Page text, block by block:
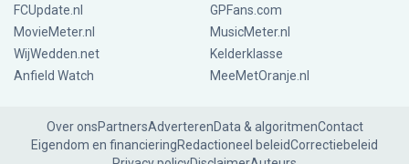
FCUpdate.nl
GPFans.com
MovieMeter.nl
MusicMeter.nl
WijWedden.net
Kelderklasse
Anfield Watch
MeeMetOranje.nl
Over onsPartnersAdverterenData & algoritmenContact
Eigendom en financieringRedactioneel beleidCorrectiebeleid